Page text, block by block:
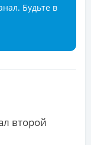
Будьте в
второй